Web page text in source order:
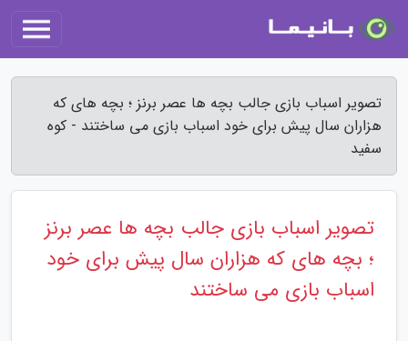
تصویر اسباب بازی جالب بچه ها عصر برنز ؛ بچه های که
هزاران سال پیش برای خود اسباب بازی می ساختند - کوه
سفید
تصویر اسباب بازی جالب بچه ها عصر برنز
؛ بچه های که هزاران سال پیش برای خود
اسباب بازی می ساختند